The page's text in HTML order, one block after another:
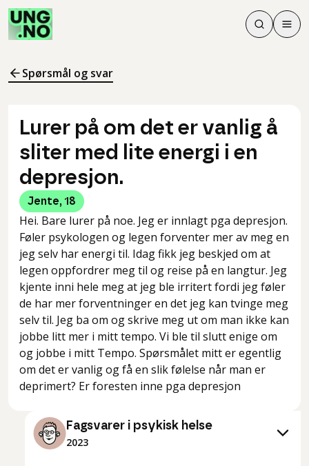
Søk
Søk
Meny
Spørsmål og svar
Lurer på om det er vanlig å
sliter med lite energi i en
depresjon.
Jente, 18
Hei. Bare lurer på noe. Jeg er innlagt pga depresjon.
Føler psykologen og legen forventer mer av meg en
jeg selv har energi til. Idag fikk jeg beskjed om at
legen oppfordrer meg til og reise på en langtur. Jeg
kjente inni hele meg at jeg ble irritert fordi jeg føler
de har mer forventninger en det jeg kan tvinge meg
selv til. Jeg ba om og skrive meg ut om man ikke kan
jobbe litt mer i mitt tempo. Vi ble til slutt enige om
og jobbe i mitt Tempo. Spørsmålet mitt er egentlig
om det er vanlig og få en slik følelse når man er
deprimert? Er foresten inne pga depresjon
Fagsvarer i psykisk helse
2023